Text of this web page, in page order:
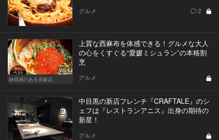
グルメ 2
Vol.4
納得感のある高級店
上質な西麻布を体感できる！グルメな大人
の心をくすぐる“愛媛ミシュラン”の本格割
烹
グルメ
中目黒の新店フレンチ『CRAFTALE』のシ
ェフは『レストランアニス』出身の期待の
新星！
グルメ